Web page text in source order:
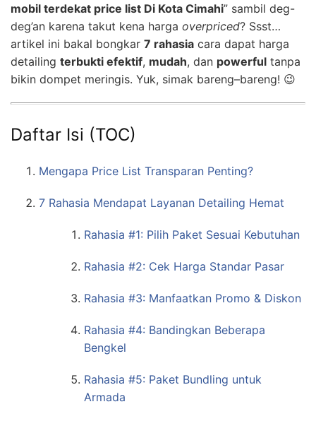
mobil terdekat price list Di Kota Cimahi” sambil deg-
deg’an karena takut kena harga overpriced? Ssst…
artikel ini bakal bongkar 7 rahasia cara dapat harga
detailing terbukti efektif, mudah, dan powerful tanpa
bikin dompet meringis. Yuk, simak bareng–bareng! 😉
Daftar Isi (TOC)
Mengapa Price List Transparan Penting?
7 Rahasia Mendapat Layanan Detailing Hemat
Rahasia #1: Pilih Paket Sesuai Kebutuhan
Rahasia #2: Cek Harga Standar Pasar
Rahasia #3: Manfaatkan Promo & Diskon
Rahasia #4: Bandingkan Beberapa
Bengkel
Rahasia #5: Paket Bundling untuk
Armada